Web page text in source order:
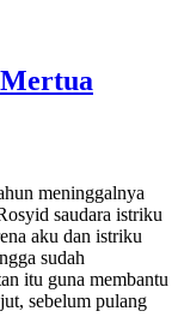
meninggalnya
saudara istriku
aku dan istriku
sudah
itu guna membantu
sebelum pulang